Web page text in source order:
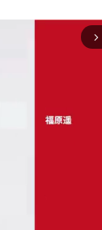
arrow_forward_ios